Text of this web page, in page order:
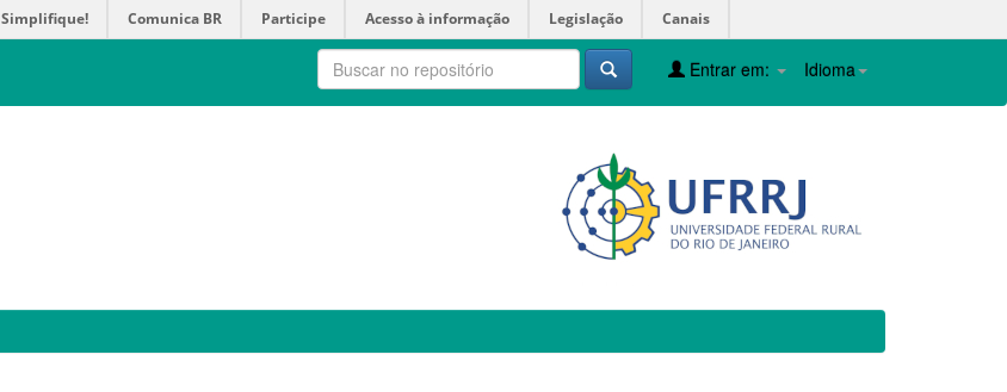
Simplifique! Comunica BR Participe Acesso à informação Legislação Canais
Idioma
Entrar em: